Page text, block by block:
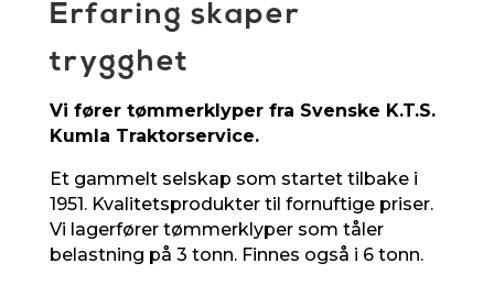
Erfaring skaper
trygghet
Vi fører tømmerklyper fra Svenske K.T.S.
Kumla Traktorservice.
Et gammelt selskap som startet tilbake i
1951. Kvalitetsprodukter til fornuftige priser.
Vi lagerfører tømmerklyper som tåler
belastning på 3 tonn. Finnes også i 6 tonn.